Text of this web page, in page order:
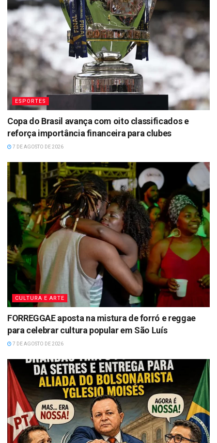
ESPORTES
Copa do Brasil avança com oito classificados e
reforça importância financeira para clubes
7 DE AGOSTO DE 2026
CULTURA E ARTE
FORREGGAE aposta na mistura de forró e reggae
para celebrar cultura popular em São Luís
7 DE AGOSTO DE 2026